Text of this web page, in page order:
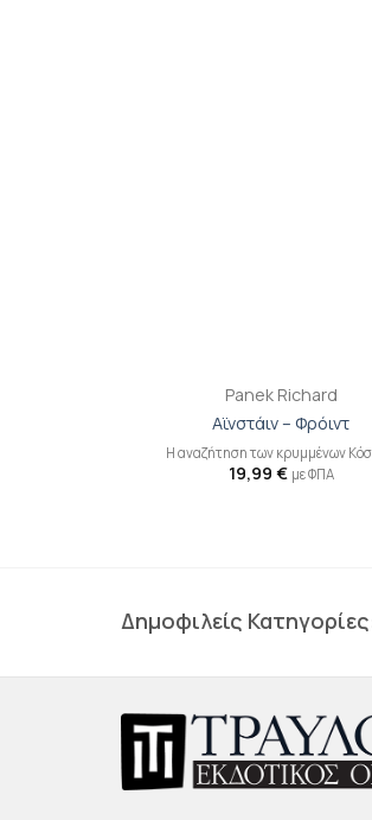
Panek Richard
Αϊνστάιν – Φρόιντ
Η αναζήτηση των κρυμμένων
19,99 € με ΦΠΑ
Δημοφιλείς